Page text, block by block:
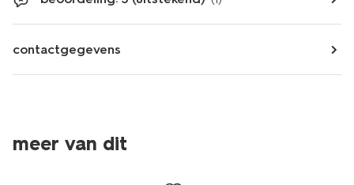
contactgegevens
meer van dit
sale